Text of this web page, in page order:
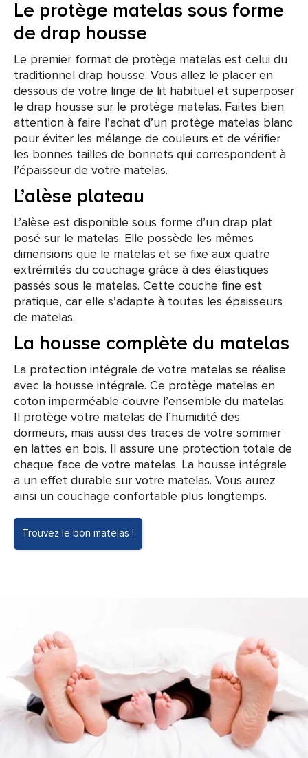
Le protège matelas sous forme
de drap housse
Le premier format de protège matelas est celui du
traditionnel drap housse. Vous allez le placer en
dessous de votre linge de lit habituel et superposer
le drap housse sur le protège matelas. Faites bien
attention à faire l’achat d’un protège matelas blanc
pour éviter les mélange de couleurs et de vérifier
les bonnes tailles de bonnets qui correspondent à
l’épaisseur de votre matelas.
L’alèse plateau
L’alèse est disponible sous forme d’un drap plat
posé sur le matelas. Elle possède les mêmes
dimensions que le matelas et se fixe aux quatre
extrémités du couchage grâce à des élastiques
passés sous le matelas. Cette couche fine est
pratique, car elle s’adapte à toutes les épaisseurs
de matelas.
La housse complète du matelas
La protection intégrale de votre matelas se réalise
avec la housse intégrale. Ce protège matelas en
coton imperméable couvre l’ensemble du matelas.
Il protège votre matelas de l’humidité des
dormeurs, mais aussi des traces de votre sommier
en lattes en bois. Il assure une protection totale de
chaque face de votre matelas. La housse intégrale
a un effet durable sur votre matelas. Vous aurez
ainsi un couchage confortable plus longtemps.
Trouvez le bon matelas !